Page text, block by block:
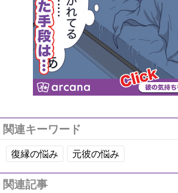
関連キーワード
復縁の悩み 元彼の悩み
関連記事